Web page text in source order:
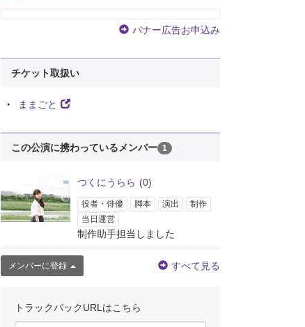
バナー広告お申込み
チケット取扱い
ままごと
この公演に携わっているメンバー 1
つくにうらら (0)
役者・俳優 脚本 演出
制作
当日運営
制作助手担当しました
メンバーに登録 すべて見る
トラックバックURLはこちら